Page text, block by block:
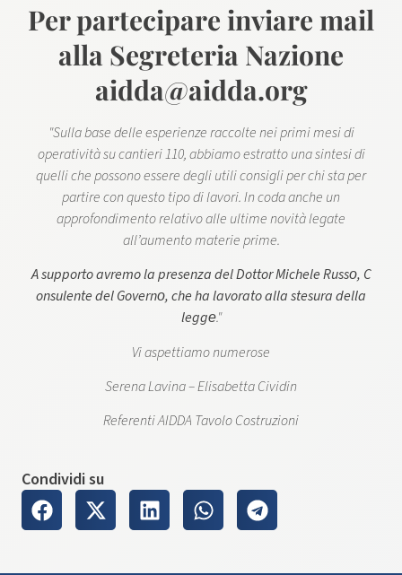
​Per partecipare inviare mail
alla Segreteria Nazione
aidda@aidda.org​
​"​Sulla base delle esperienze raccolte nei primi mesi di
operatività su cantieri 110, abbiamo estratto una sintesi di
quelli che possono essere degli utili consigli per chi sta per
partire con questo tipo di lavori. In coda anche un
approfondimento relativo alle ultime novità legate
all’aumento materie prime.
A supporto avremo la presenza del​D​ottor Michele Russo​,​ ​C​
onsulente del Governo​,​che ha lavorato alla stesura della
legge.​​​"​
Vi aspettiamo numerose
Serena Lavina – Elisabetta Cividin
​Referenti AIDDA Tavolo Costruzioni
Condividi su